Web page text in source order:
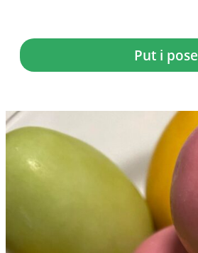
Put i pose